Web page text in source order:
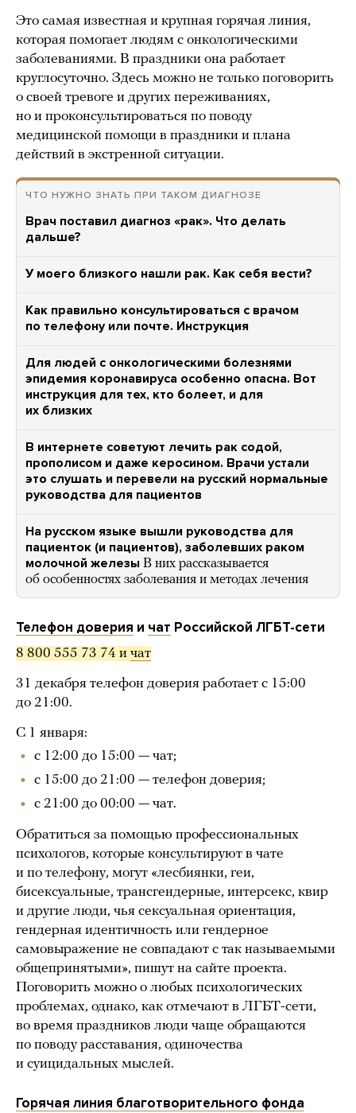
Это самая известная и крупная горячая линия,
которая помогает людям с онкологическими
заболеваниями. В праздники она работает
круглосуточно. Здесь можно не только поговорить
о своей тревоге и других переживаниях,
но и проконсультироваться по поводу
медицинской помощи в праздники и плана
действий в экстренной ситуации.
ЧТО НУЖНО ЗНАТЬ ПРИ ТАКОМ ДИАГНОЗЕ
Врач поставил диагноз «рак». Что делать
дальше?
У моего близкого нашли рак. Как себя вести?
Как правильно консультироваться с врачом
по телефону или почте. Инструкция
Для людей с онкологическими болезнями
эпидемия коронавируса особенно опасна. Вот
инструкция для тех, кто болеет, и для
их близких
В интернете советуют лечить рак содой,
прополисом и даже керосином. Врачи устали
это слушать и перевели на русский нормальные
руководства для пациентов
На русском языке вышли руководства для
пациенток (и пациентов), заболевших раком
молочной железы В них рассказывается
об особенностях заболевания и методах лечения
Телефон доверия и чат Российской ЛГБТ-сети
8 800 555 73 74 и чат
31 декабря телефон доверия работает с 15:00
до 21:00.
С 1 января:
с 12:00 до 15:00 — чат;
с 15:00 до 21:00 — телефон доверия;
с 21:00 до 00:00 — чат.
Обратиться за помощью профессиональных
психологов, которые консультируют в чате
и по телефону, могут «лесбиянки, геи,
бисексуальные, трансгендерные, интерсекс, квир
и другие люди, чья сексуальная ориентация,
гендерная идентичность или гендерное
самовыражение не совпадают с так называемыми
общепринятыми», пишут на сайте проекта.
Поговорить можно о любых психологических
проблемах, однако, как отмечают в ЛГБТ-сети,
во время праздников люди чаще обращаются
по поводу расставания, одиночества
и суицидальных мыслей.
Горячая линия благотворительного фонда